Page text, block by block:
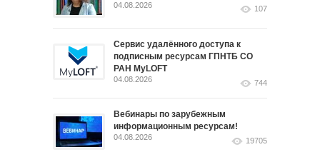
04.08.2026 107
Сервис удалённого доступа к
подписным ресурсам ГПНТБ СО
РАН MyLOFT
04.08.2026 744
Вебинары по зарубежным
информационным ресурсам!
04.08.2026 19705